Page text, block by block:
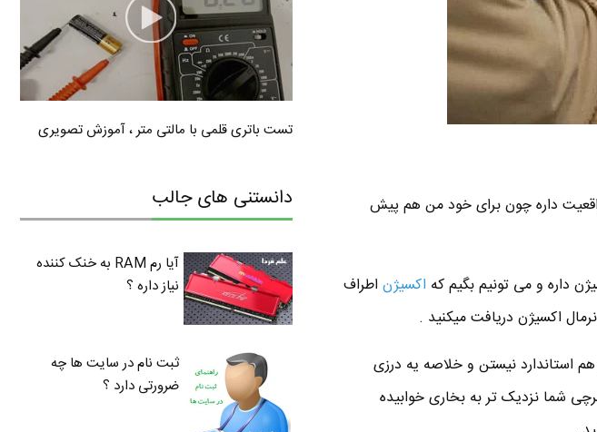
داره چون برای خود من هم پیش
داره و می تونیم بگیم که اکسیژن اطراف
اکسیژن دریافت میکنید .
استاندارد نیستن و خلاصه یه درزی
شما نزدیک تر به بخاری خوابیده
تست باتری قلمی با مالتی متر ، آموزش تصویری
دانستنی های جالب
آیا رم RAM به خنک کننده
نیاز داره ؟
ثبت نام در سایت ها چه
ضرورتی دارد ؟